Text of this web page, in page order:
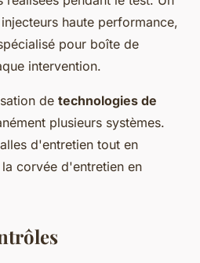
haute performance,
pour boîte de
intervention.
de technologies de
plusieurs systèmes.
d'entretien tout en
corvée d'entretien en